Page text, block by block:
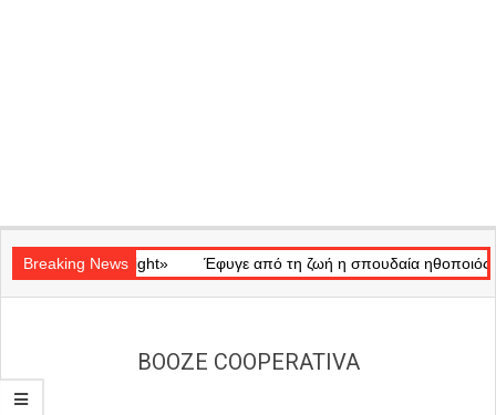
Navigation
Menu
Breaking News
«Ray of Light» Έφυγε από τη ζωή η σπουδαία ηθοποιός Μάρω
BOOZE COOPERATIVA